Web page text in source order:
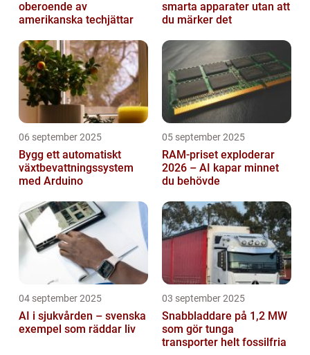
oberoende av
amerikanska techjättar
smarta apparater utan att
du märker det
06 september 2025
Bygg ett automatiskt
växtbevattningssystem
med Arduino
05 september 2025
RAM-priset exploderar
2026 – AI kapar minnet
du behövde
04 september 2025
AI i sjukvården – svenska
exempel som räddar liv
03 september 2025
Snabbladdare på 1,2 MW
som gör tunga
transporter helt fossilfria